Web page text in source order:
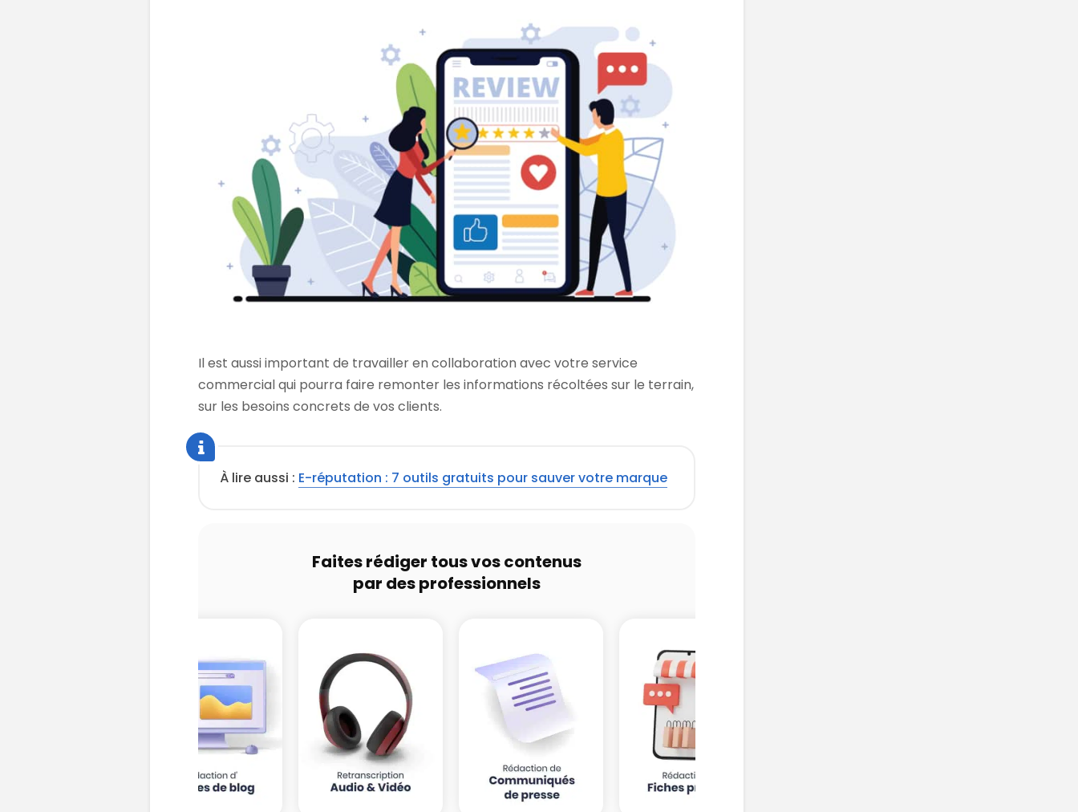
Il est aussi important de travailler en collaboration avec votre service
commercial qui pourra faire remonter les informations récoltées sur le terrain,
sur les besoins concrets de vos clients.
À lire aussi : E-réputation : 7 outils gratuits pour sauver votre marque
Faites rédiger tous vos contenus
par des professionnels